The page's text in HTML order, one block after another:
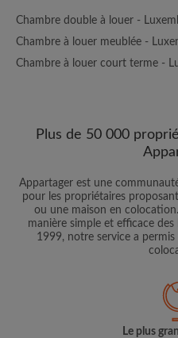
Chambre double à louer -
Chambre à louer meublée -
Chambre à louer court terme -
Plus de 50 000
Appartager est une
pour les propriétaires
ou une maison en
manière simple et efficace
1999, notre service a
Le plus